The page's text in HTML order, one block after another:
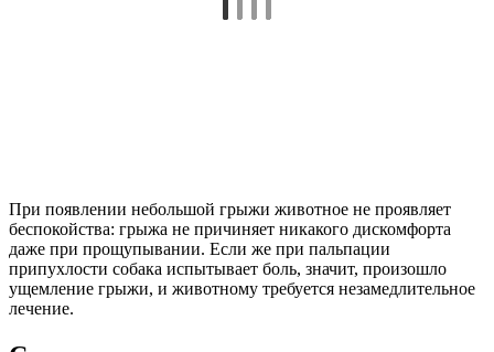
При появлении небольшой грыжи животное не проявляет
беспокойства: грыжа не причиняет никакого дискомфорта
даже при прощупывании. Если же при пальпации
припухлости собака испытывает боль, значит, произошло
ущемление грыжи, и животному требуется незамедлительное
лечение.